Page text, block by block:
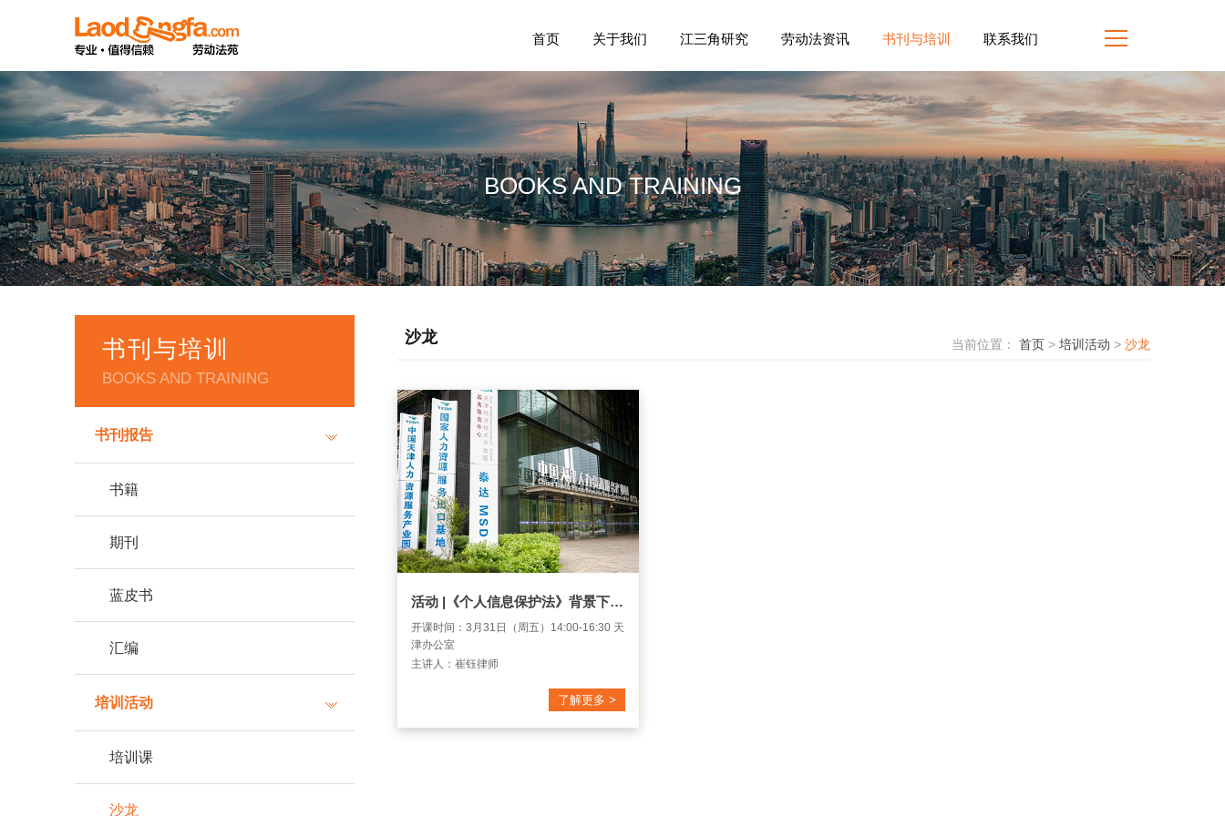
首页 关于我们 江三角研究 劳动法资讯 书刊与培训 联系我们
BOOKS AND TRAINING
书刊与培训
BOOKS AND TRAINING
书刊报告
书籍
期刊
蓝皮书
汇编
培训活动
培训课
沙龙
沙龙 当前位置： 首页 > 培训活动 > 沙龙
活动 |《个人信息保护法》背景下，企业应当如何避免员工个人信息处理的相关风险沙龙研讨
开课时间：3月31日（周五）14:00-16:30 天
津办公室
主讲人：崔钰律师
了解更多 >